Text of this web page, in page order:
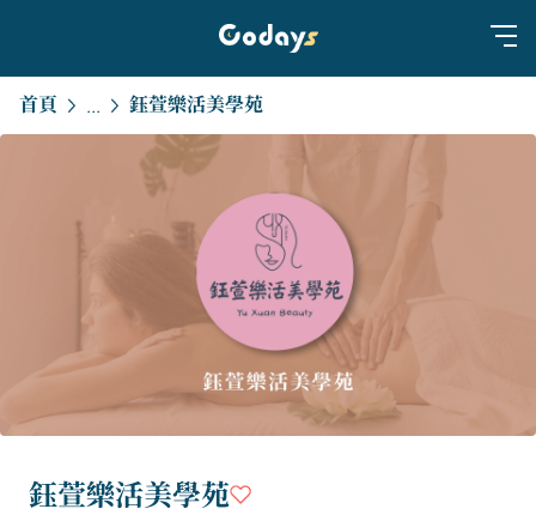
首頁 ... 鈺萱樂活美學苑
鈺萱樂活美學苑